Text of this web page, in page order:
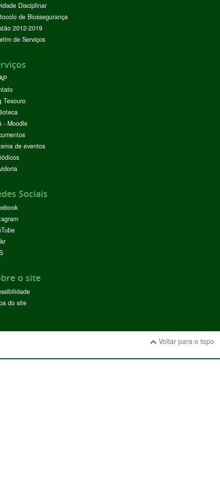
Disciplinar
de Biossegurança
2012-2019
de Serviços
Tesouro
- Moodle
de eventos
Sociais
o site
do site
Voltar para o topo